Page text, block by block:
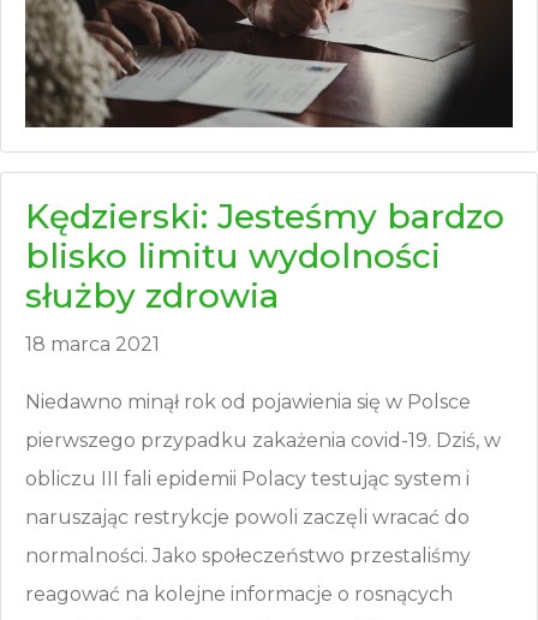
Kędzierski: Jesteśmy bardzo
blisko limitu wydolności
służby zdrowia
18 marca 2021
Niedawno minął rok od pojawienia się w Polsce
pierwszego przypadku zakażenia covid-19. Dziś, w
obliczu III fali epidemii Polacy testując system i
naruszając restrykcje powoli zaczęli wracać do
normalności. Jako społeczeństwo przestaliśmy
reagować na kolejne informacje o rosnących